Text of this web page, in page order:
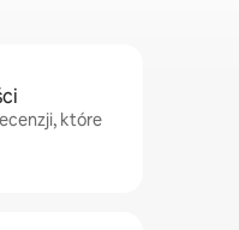
które